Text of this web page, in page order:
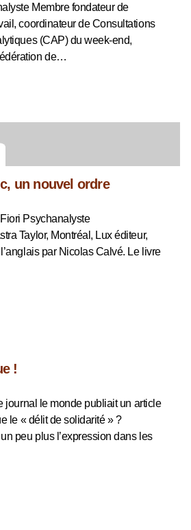
Membre fondateur de
coordinateur de Consultations
(CAP) du week-end,
de…
un nouvel ordre
Psychanalyste
Taylor, Montréal, Lux éditeur,
par Nicolas Calvé. Le livre
!
journal le monde publiait un article
le « délit de solidarité » ?
peu plus l’expression dans les